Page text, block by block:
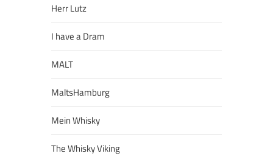
Herr Lutz
I have a Dram
MALT
MaltsHamburg
Mein Whisky
The Whisky Viking